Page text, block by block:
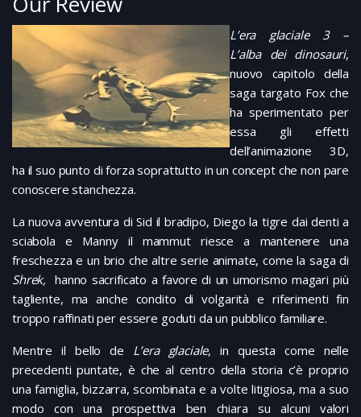
L’era glaciale 3 –
L’alba dei dinosauri,
nuovo capitolo della
saga targato Fox che
ha sperimentato per
essa gli effetti
dell’animazione 3D,
ha il suo punto di forza soprattutto in un concept che non pare
conoscere stanchezza.
La nuova avventura di Sid il bradipo, Diego la tigre dai denti a
sciabola e Manny il mammut riesce a mantenere una
freschezza e un brio che altre serie animate, come la saga di
Shrek, hanno sacrificato a favore di un umorismo magari più
tagliente, ma anche condito di volgarità e riferimenti fin
troppo raffinati per essere goduti da un pubblico familiare.
Mentre il bello de L’era glaciale, in questa come nelle
precedenti puntate, è che al centro della storia c’è proprio
una famiglia, bizzarra, scombinata e a volte litigiosa, ma a suo
modo con una prospettiva ben chiara su alcuni valori